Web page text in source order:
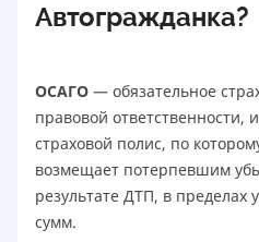
Автогражданка?
ОСАГО — обязательное
правовой ответственности,
страховой полис, по
возмещает потерпевшим
результате ДТП, в пределах
сумм.